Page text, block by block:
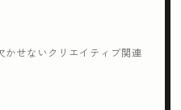
かせないクリエイティブ関連